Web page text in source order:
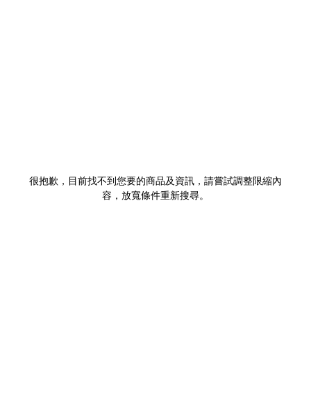
很抱歉，目前找不到您要的商品及資訊，請嘗試調整限縮內
容，放寬條件重新搜尋。